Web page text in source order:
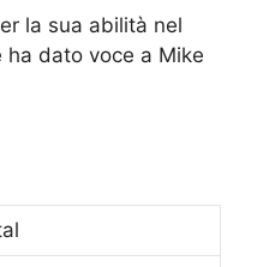
la sua abilità nel
ha dato voce a Mike